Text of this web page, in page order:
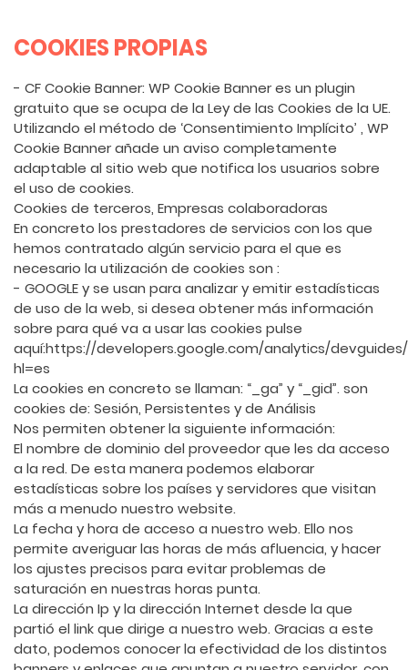
COOKIES PROPIAS
- CF Cookie Banner: WP Cookie Banner es un plugin
gratuito que se ocupa de la Ley de las Cookies de la UE.
Utilizando el método de ‘Consentimiento Implícito’ , WP
Cookie Banner añade un aviso completamente
adaptable al sitio web que notifica los usuarios sobre
el uso de cookies.
Cookies de terceros, Empresas colaboradoras
En concreto los prestadores de servicios con los que
hemos contratado algún servicio para el que es
necesario la utilización de cookies son :
- GOOGLE y se usan para analizar y emitir estadísticas
de uso de la web, si desea obtener más información
sobre para qué va a usar las cookies pulse
aquí:https://developers.google.com/analytics/
hl=es
La cookies en concreto se llaman: “_ga” y “_gid”. son
cookies de: Sesión, Persistentes y de Análisis
Nos permiten obtener la siguiente información:
El nombre de dominio del proveedor que les da acceso
a la red. De esta manera podemos elaborar
estadísticas sobre los países y servidores que visitan
más a menudo nuestro website.
La fecha y hora de acceso a nuestro web. Ello nos
permite averiguar las horas de más afluencia, y hacer
los ajustes precisos para evitar problemas de
saturación en nuestras horas punta.
La dirección Ip y la dirección Internet desde la que
partió el link que dirige a nuestro web. Gracias a este
dato, podemos conocer la efectividad de los distintos